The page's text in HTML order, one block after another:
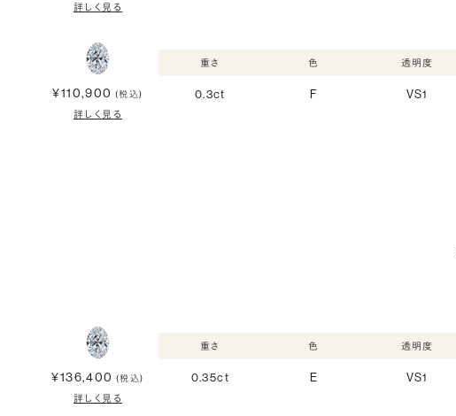
詳しく見る
¥110,900 (税込)
詳しく見る
重さ
0.3ct
色
F
透明度
VS1
¥136,400 (税込)
詳しく見る
重さ
0.35ct
色
E
透明度
VS1